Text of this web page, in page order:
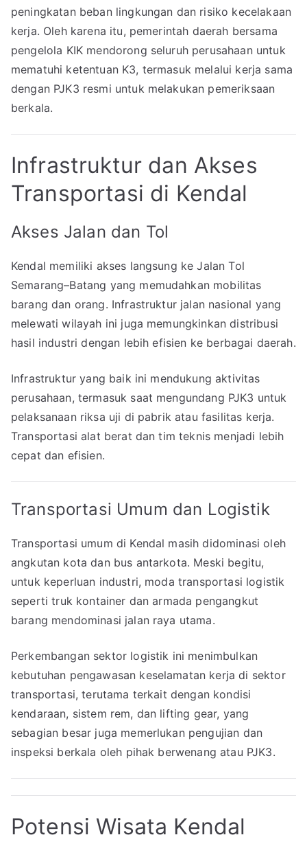
peningkatan beban lingkungan dan risiko kecelakaan
kerja. Oleh karena itu, pemerintah daerah bersama
pengelola KIK mendorong seluruh perusahaan untuk
mematuhi ketentuan K3, termasuk melalui kerja sama
dengan PJK3 resmi untuk melakukan pemeriksaan
berkala.
Infrastruktur dan Akses
Transportasi di Kendal
Akses Jalan dan Tol
Kendal memiliki akses langsung ke Jalan Tol
Semarang–Batang yang memudahkan mobilitas
barang dan orang. Infrastruktur jalan nasional yang
melewati wilayah ini juga memungkinkan distribusi
hasil industri dengan lebih efisien ke berbagai daerah.
Infrastruktur yang baik ini mendukung aktivitas
perusahaan, termasuk saat mengundang PJK3 untuk
pelaksanaan riksa uji di pabrik atau fasilitas kerja.
Transportasi alat berat dan tim teknis menjadi lebih
cepat dan efisien.
Transportasi Umum dan Logistik
Transportasi umum di Kendal masih didominasi oleh
angkutan kota dan bus antarkota. Meski begitu,
untuk keperluan industri, moda transportasi logistik
seperti truk kontainer dan armada pengangkut
barang mendominasi jalan raya utama.
Perkembangan sektor logistik ini menimbulkan
kebutuhan pengawasan keselamatan kerja di sektor
transportasi, terutama terkait dengan kondisi
kendaraan, sistem rem, dan lifting gear, yang
sebagian besar juga memerlukan pengujian dan
inspeksi berkala oleh pihak berwenang atau PJK3.
Potensi Wisata Kendal